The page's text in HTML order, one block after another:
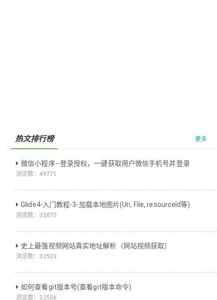
热文排行榜 更多
微信小程序--登录授权，一键获取用户微信手机号并登录
浏览数： 49771
Glide4-入门教程-3-加载本地图片(Uri, File, resourceId等)
浏览数： 35870
史上最强视频网站真实地址解析（网站视频获取）
浏览数： 32523
如何查看git版本号(查看git版本命令)
浏览数： 32506